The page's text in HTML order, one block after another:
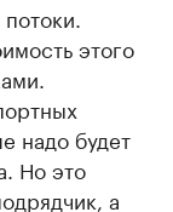
этого
надо будет
Но это
а